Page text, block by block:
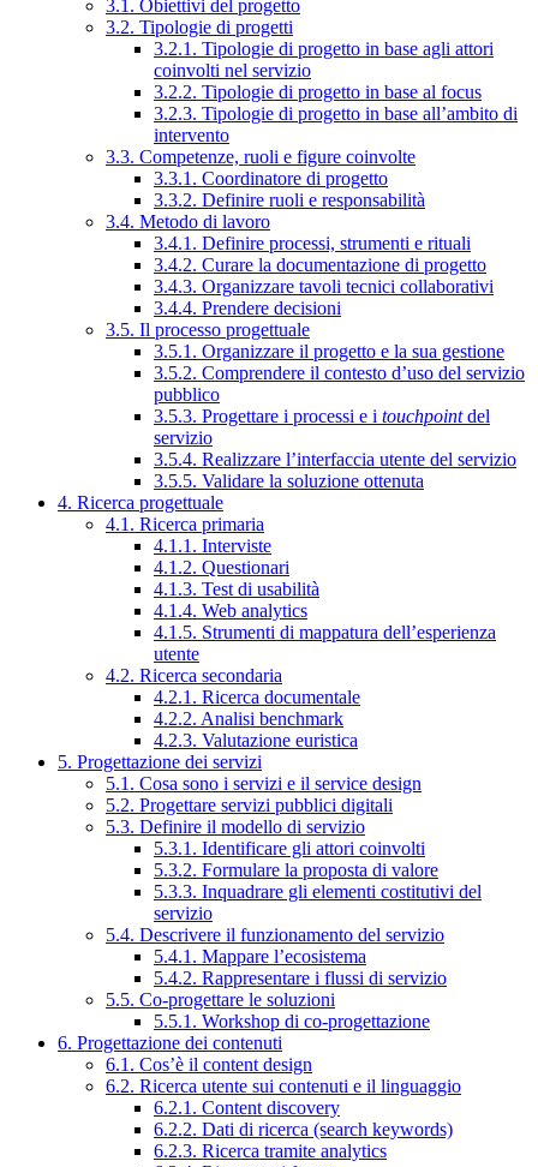
3.1. Obiettivi del progetto
3.2. Tipologie di progetti
3.2.1. Tipologie di progetto in base agli attori
coinvolti nel servizio
3.2.2. Tipologie di progetto in base al focus
3.2.3. Tipologie di progetto in base all’ambito di
intervento
3.3. Competenze, ruoli e figure coinvolte
3.3.1. Coordinatore di progetto
3.3.2. Definire ruoli e responsabilità
3.4. Metodo di lavoro
3.4.1. Definire processi, strumenti e rituali
3.4.2. Curare la documentazione di progetto
3.4.3. Organizzare tavoli tecnici collaborativi
3.4.4. Prendere decisioni
3.5. Il processo progettuale
3.5.1. Organizzare il progetto e la sua gestione
3.5.2. Comprendere il contesto d’uso del servizio
pubblico
3.5.3. Progettare i processi e i touchpointdel
servizio
3.5.4. Realizzare l’interfaccia utente del servizio
3.5.5. Validare la soluzione ottenuta
4. Ricerca progettuale
4.1. Ricerca primaria
4.1.1. Interviste
4.1.2. Questionari
4.1.3. Test di usabilità
4.1.4. Web analytics
4.1.5. Strumenti di mappatura dell’esperienza
utente
4.2. Ricerca secondaria
4.2.1. Ricerca documentale
4.2.2. Analisi benchmark
4.2.3. Valutazione euristica
5. Progettazione dei servizi
5.1. Cosa sono i servizi e il service design
5.2. Progettare servizi pubblici digitali
5.3. Definire il modello di servizio
5.3.1. Identificare gli attori coinvolti
5.3.2. Formulare la proposta di valore
5.3.3. Inquadrare gli elementi costitutivi del
servizio
5.4. Descrivere il funzionamento del servizio
5.4.1. Mappare l’ecosistema
5.4.2. Rappresentare i flussi di servizio
5.5. Co-progettare le soluzioni
5.5.1. Workshop di co-progettazione
6. Progettazione dei contenuti
6.1. Cos’è il content design
6.2. Ricerca utente sui contenuti e il linguaggio
6.2.1. Content discovery
6.2.2. Dati di ricerca (search keywords)
6.2.3. Ricerca tramite analytics